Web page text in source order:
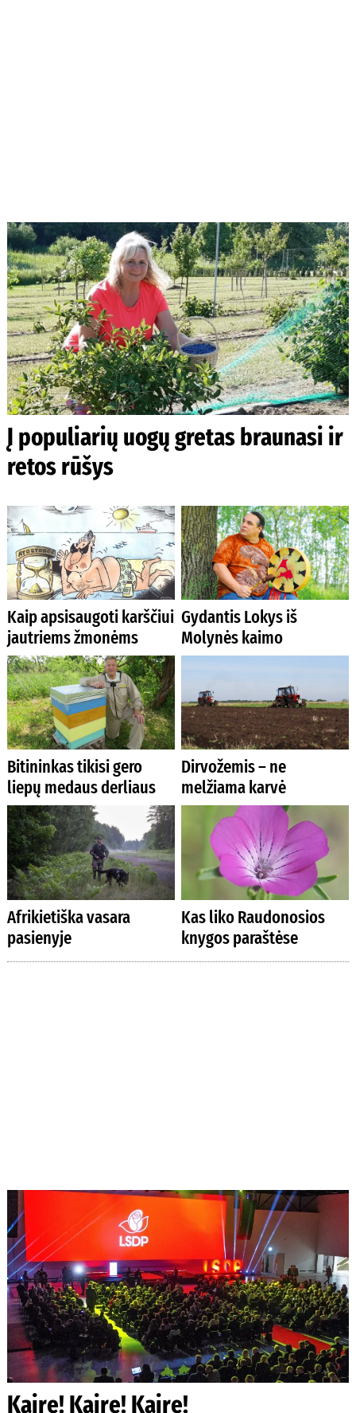
Į populiarių uogų gretas braunasi ir
retos rūšys
Kaip apsisaugoti karščiui
jautriems žmonėms
Gydantis Lokys iš
Molynės kaimo
Bitininkas tikisi gero
liepų medaus derliaus
Dirvožemis – ne
melžiama karvė
Afrikietiška vasara
pasienyje
Kas liko Raudonosios
knygos paraštėse
Kairę! Kairę! Kairę!